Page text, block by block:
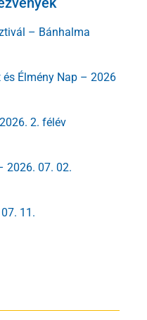
– Bánhalma
és Élmény Nap – 2026
2. félév
2026. 07. 02.
11.